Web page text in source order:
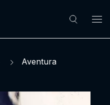
Aventura